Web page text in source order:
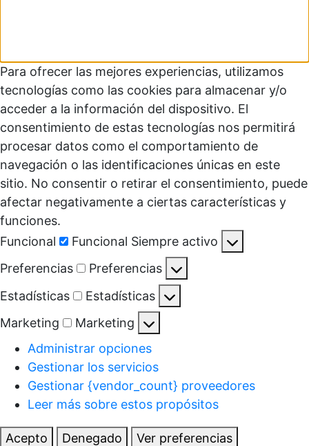
Para ofrecer las mejores experiencias, utilizamos
tecnologías como las cookies para almacenar y/o
acceder a la información del dispositivo. El
consentimiento de estas tecnologías nos permitirá
procesar datos como el comportamiento de
navegación o las identificaciones únicas en este
sitio. No consentir o retirar el consentimiento, puede
afectar negativamente a ciertas características y
funciones.
Funcional
Funcional Siempre activo
Preferencias
Preferencias
Estadísticas
Estadísticas
Marketing
Marketing
Administrar opciones
Gestionar los servicios
Gestionar {vendor_count} proveedores
Leer más sobre estos propósitos
Acepto Denegado
Ver preferencias